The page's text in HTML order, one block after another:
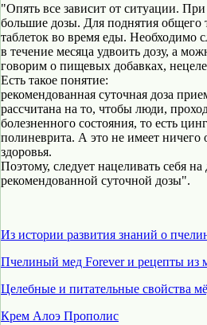
"Опять все зависит от ситуации.
большие дозы. Для поднятия общего
таблеток во время еды. Необходимо
в течение месяца удвоить дозу, а
говорим о пищевых добавках,
Есть такое понятие:
рекомендованная суточная доза
рассчитана на то, чтобы люди,
болезненного состояния, то есть
полиневрита. А это не имеет
здоровья.
Поэтому, следует нацеливать себя
рекомендованной суточной дозы".
Из истории развития знаний о
Пчелиный мед Forever и рецепты из
Целебные и питательные свойства
Крем Алоэ Прополис